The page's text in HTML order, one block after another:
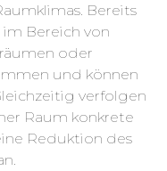
Bereits
Bereich von
oder
und können
verfolgen
Raum konkrete
Reduktion des